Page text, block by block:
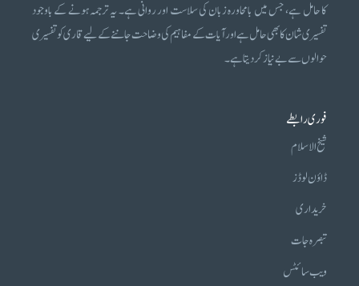
کا حامل ہے، جس میں بامحاورہ زبان کی سلاست اور روانی ہے۔ یہ ترجمہ ہونے کے باوجود
تفسیری شان کا بھی حامل ہے اور آیات کے مفاہیم کی وضاحت جاننے کے لیے قاری کو تفسیری
حوالوں سے بے نیاز کر دیتا ہے۔
فوری رابطے
شیخ الاسلام
ڈاؤن لوڈز
خریداری
تبصرہ جات
ویب سائٹس